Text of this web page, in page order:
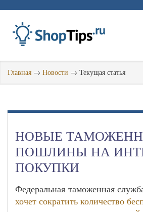
Главная → Новости → Текущая статья
НОВЫЕ
ПОШЛИНЫ НА
ПОКУПКИ
Федеральная таможенная
хочет сократить количество